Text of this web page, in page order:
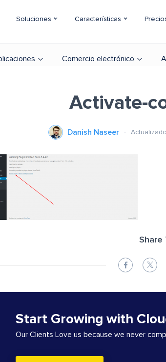
Soluciones Características
Comercio electrónico
Activate-
Danish Naseer
Share
Start Growing with
Our Clients Love us because we never